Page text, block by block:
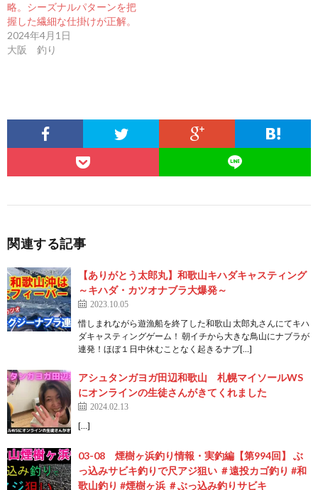
略。シーズナルパターンを把
握した繊細な仕掛けが正解。
2024年4月1日
大阪 釣り
関連する記事
【ありがとう太郎丸】和歌山キハダキャスティング
～キハダ・カツオナブラ大爆発～
2023.10.05
惜しまれながら遊漁船を終了した和歌山 太郎丸さんにてキハ
ダキャスティングゲーム！ 朝イチから大きな鳥山にナブラが
連発！ほぼ１日中休むことなく起きるナブ[…]
アシュタンガヨガ田辺和歌山 札幌マイソールWS
にオンラインの生徒さんがきてくれました
2024.02.13
[…]
03-08 煙樹ヶ浜釣り情報・実釣編【第994回】 ぶ
っ込みサビキ釣りで尺アジ狙い ＃遠投カゴ釣り #和
歌山釣り #煙樹ヶ浜 ＃ぶっ込み釣りサビキ